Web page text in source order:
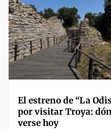
El estreno de “La
por visitar Troya:
verse hoy